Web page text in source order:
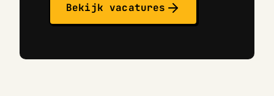
Bekijk vacatures